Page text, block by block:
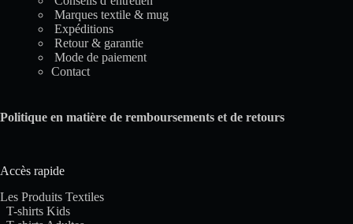
Marques textile & mug
Expéditions
Retour & garantie
Mode de paiement
Contact
Politique en matière de remboursements et de retours
Accès rapide
Les Produits Textiles
T-shirts Kids